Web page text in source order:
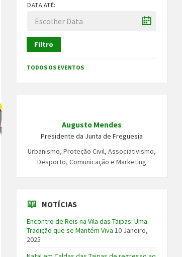
DATA ATÉ:
Filtro
TODOS OS EVENTOS
Augusto Mendes
Presidente da Junta de Freguesia
Urbanismo, Proteção Civil, Associativismo,
Desporto, Comunicação e Marketing
NOTÍCIAS
Encontro de Reis na Vila das Taipas: Uma
Tradição que se Mantém Viva 10 Janeiro,
2025